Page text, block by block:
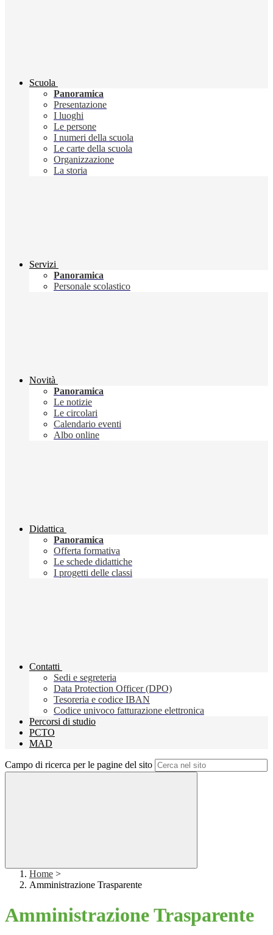
Scuola
Panoramica
Presentazione
I luoghi
Le persone
I numeri della scuola
Le carte della scuola
Organizzazione
La storia
Servizi
Panoramica
Personale scolastico
Novità
Panoramica
Le notizie
Le circolari
Calendario eventi
Albo online
Didattica
Panoramica
Offerta formativa
Le schede didattiche
I progetti delle classi
Contatti
Sedi e segreteria
Data Protection Officer (DPO)
Tesoreria e codice IBAN
Codice univoco fatturazione elettronica
Percorsi di studio
PCTO
MAD
Campo di ricerca per le pagine del sito
Home >
Amministrazione Trasparente
Amministrazione Trasparente